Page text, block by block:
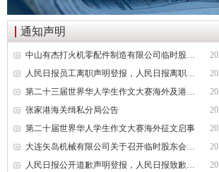
法制日报工商行政处罚公告登报，法制日
北京日报海关行政处罚公告登报，海关行
人民日报海外版资产处置公告登报，资产
经济日报土地使用权转让公告登报，经济
中国商报资产处置公告登报，中国商报资
北京日报税务稽查公告登报，北京日报税
北京晚报海关稽查公告登报，北京晚报海
通知声明
中山有杰打火机零配件制造有限公司临时股东会通知
人民日报员工离职声明登报，人民日报离职公告电话13581658994
第二十三届世界华人学生作文大赛海外及港澳台地区征文启事
张家港海关缉私分局公告
第二十届世界华人学生作文大赛海外征文启事
大连矢岛机械有限公司关于召开临时股东会会议的通知
人民日报公开道歉声明登报，人民日报致歉声明书公告登报13581658994